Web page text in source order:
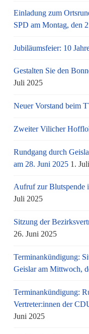
Einladung zum
SPD am Montag, den
Jubiläumsfeier: 10
Gestalten Sie den
Juli 2025
Neuer Vorstand beim
Zweiter Vilicher
Rundgang durch
am 28. Juni 2025 1.
Aufruf zur Blutspende
Juli 2025
Sitzung der
26. Juni 2025
Terminankündigung:
Geislar am Mittwoch,
Terminankündigung:
Vertreter:innen der
Juni 2025